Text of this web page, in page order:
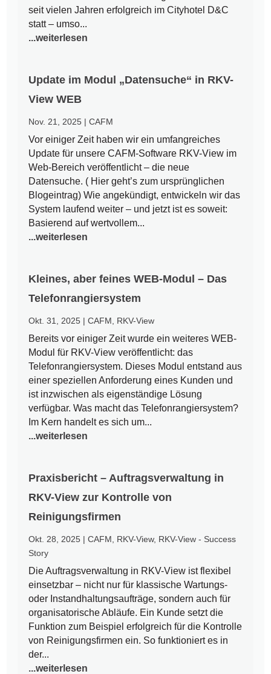
seit vielen Jahren erfolgreich im Cityhotel D&C
statt – umso...
...weiterlesen
Update im Modul „Datensuche“ in RKV-
View WEB
Nov. 21, 2025 |CAFM
Vor einiger Zeit haben wir ein umfangreiches
Update für unsere CAFM-Software RKV-View im
Web-Bereich veröffentlicht – die neue
Datensuche. ( Hier geht’s zum ursprünglichen
Blogeintrag) Wie angekündigt, entwickeln wir das
System laufend weiter – und jetzt ist es soweit:
Basierend auf wertvollem...
...weiterlesen
Kleines, aber feines WEB-Modul – Das
Telefonrangiersystem
Okt. 31, 2025 |CAFM RKV-View
Bereits vor einiger Zeit wurde ein weiteres WEB-
Modul für RKV-View veröffentlicht: das
Telefonrangiersystem. Dieses Modul entstand aus
einer speziellen Anforderung eines Kunden und
ist inzwischen als eigenständige Lösung
verfügbar. Was macht das Telefonrangiersystem?
Im Kern handelt es sich um...
...weiterlesen
Praxisbericht – Auftragsverwaltung in
RKV-View zur Kontrolle von
Reinigungsfirmen
Okt. 28, 2025 |CAFM RKV-View, RKV-View - Success
Story
Die Auftragsverwaltung in RKV-View ist flexibel
einsetzbar – nicht nur für klassische Wartungs-
oder Instandhaltungsaufträge, sondern auch für
organisatorische Abläufe. Ein Kunde setzt die
Funktion zum Beispiel erfolgreich für die Kontrolle
von Reinigungsfirmen ein. So funktioniert es in
der...
...weiterlesen